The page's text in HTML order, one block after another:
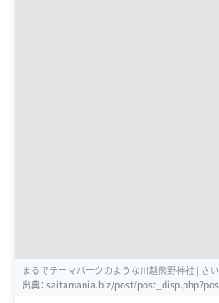
まるでテーマパークのような川越熊野神社 | さ
出典： saitamania.biz/post/